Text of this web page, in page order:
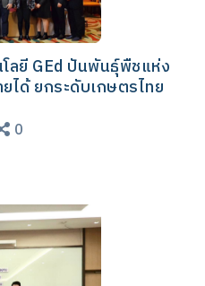
ลยี GEd ปั้นพันธุ์พืชแห่ง
ด้ ยกระดับเกษตรไทย
0